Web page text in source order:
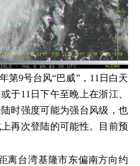
第9号台风“巴威”，11日白天
于11日下午至晚上在浙江、
时强度可能为强台风级，也
再次登陆的可能性。目前预
离台湾基隆市东偏南方向约